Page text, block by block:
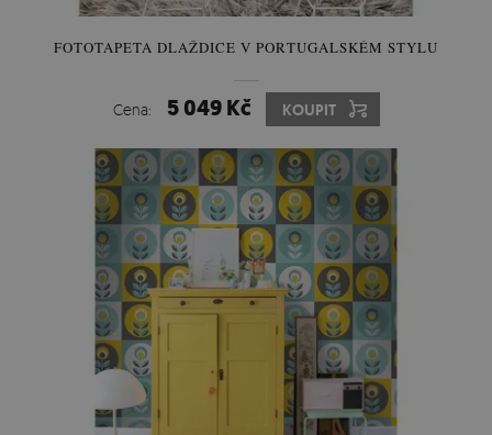
FOTOTAPETA DLAŽDICE V PORTUGALSKÉM STYLU
Cena: 5 049 Kč KOUPIT